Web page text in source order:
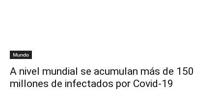
Mundo
A nivel mundial se acumulan más de 150
millones de infectados por Covid-19